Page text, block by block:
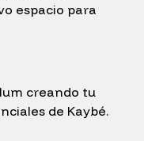
espacio para
creando tu
de Kaybé.